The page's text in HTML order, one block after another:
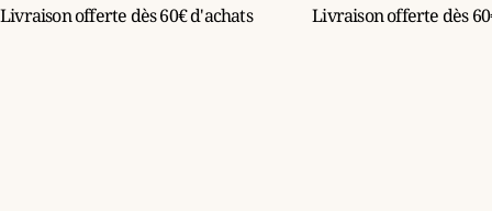
Livraison offerte dès 60€ d'achats